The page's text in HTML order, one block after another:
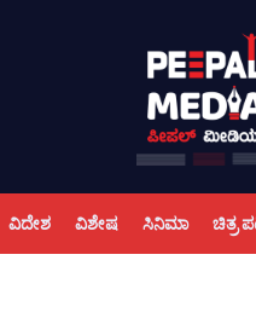
ವಿದೇಶ ವಿಶೇಷ ಸಿನಿಮಾ ಚಿತ್ರ